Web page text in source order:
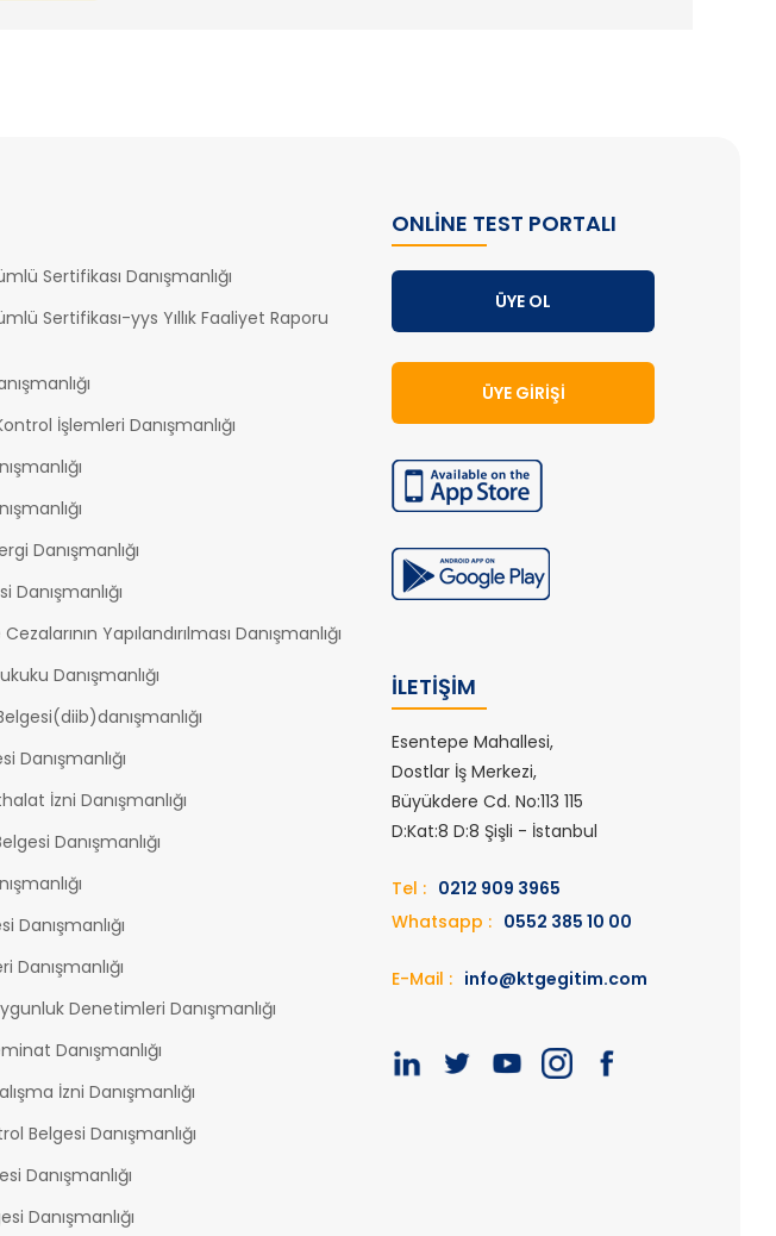
Sertifikası Danışmanlığı
Sertifikası-yys Yıllık Faaliyet Raporu
İşlemleri Danışmanlığı
Danışmanlığı
Yapılandırılması Danışmanlığı
Danışmanlığı
Danışmanlığı
İzni Danışmanlığı
Danışmanlığı
Danışmanlığı
Denetimleri Danışmanlığı
Danışmanlığı
İzni Danışmanlığı
Belgesi Danışmanlığı
Danışmanlığı
Danışmanlığı
ONLINE TEST PORTALI
ÜYE OL
ÜYE GIRIŞI
İLETIŞIM
Esentepe Mahallesi,
Dostlar İş Merkezi,
Büyükdere Cd. No:113 115
D:Kat:8 D:8 Şişli - İstanbul
Tel : 0212 909 3965
Whatsapp : 0552 385 10 00
E-Mail : info@ktgegitim.com